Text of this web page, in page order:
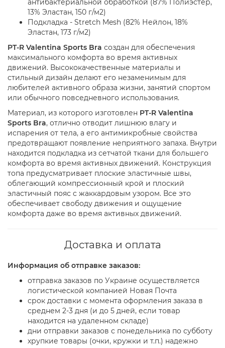
антибактериальной обработкой (87% Полиэстер,
13% Эластан, 150 г/м2)
Подкладка - Stretch Mesh (82% Нейлон, 18%
Эластан, 173 г/м2)
PT-R Valentina Sports Bra создан для обеспечения
максимального комфорта во время активных
движений. Высококачественные материалы и
стильный дизайн делают его незаменимым для
любителей активного образа жизни, занятий спортом
или обычного повседневного использования.
Материал, из которого изготовлен PT-R Valentina
Sports Bra, отлично отводит лишнюю влагу и
испарения от тела, а его антимикробные свойства
предотвращают появление неприятного запаха. Внутри
находится подкладка из сетчатой ткани для большего
комфорта во время активных движений. Конструкция
топа предусматривает плоские эластичные швы,
облегающий компрессионный крой и плоский
эластичный пояс с жаккардовым узором. Все это
обеспечивает свободу движения и ощущение
комфорта даже во время активных движений.
Доставка и оплата
Информация об отправке заказов:
отправка заказов по Украине осуществляется
логистической компанией Новая Почта
срок доставки с момента оформления заказа в
среднем 2-3 дня (и до 5 дней, если товар
находится на удаленном складе)
дни отправки заказов с понедельника по субботу
хрупкие товары (очки, кружки и т.п.) надежно